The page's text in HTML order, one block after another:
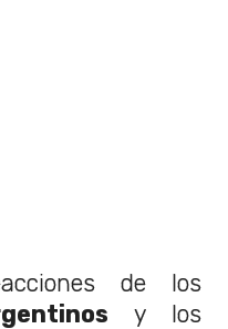
de los
y los